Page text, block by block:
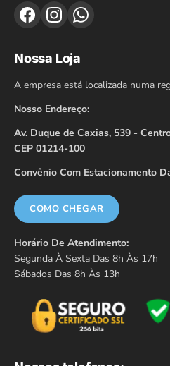
Nossa Loja
A empresa está localizada numa
Nosso Endereço:
Av. Duque de Caxias, 539 -
CEP 01214-100
Convênio Com Estacionamento
COMO CHEGAR
Horário De Atendimento:
Segunda À Sexta Das 8h Às 17h
Sábados Das 8h Às 13h